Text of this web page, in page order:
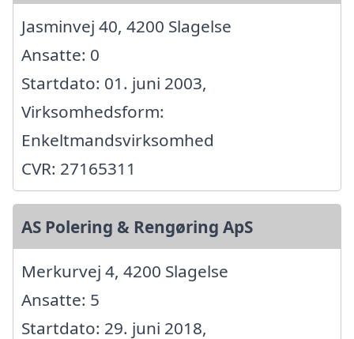
Jasminvej 40, 4200 Slagelse
Ansatte: 0
Startdato: 01. juni 2003,
Virksomhedsform:
Enkeltmandsvirksomhed
CVR: 27165311
AS Polering & Rengøring ApS
Merkurvej 4, 4200 Slagelse
Ansatte: 5
Startdato: 29. juni 2018,